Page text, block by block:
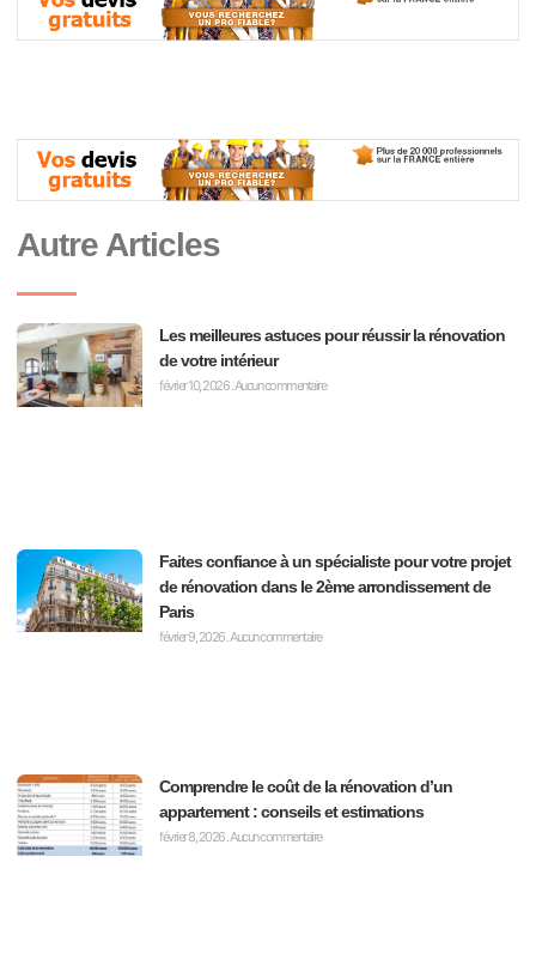
Autre Articles
Les meilleures astuces pour réussir la rénovation
de votre intérieur
février 10, 2026 Aucun commentaire
Faites confiance à un spécialiste pour votre projet
de rénovation dans le 2ème arrondissement de
Paris
février 9, 2026 Aucun commentaire
Comprendre le coût de la rénovation d’un
appartement : conseils et estimations
février 8, 2026Aucun commentaire